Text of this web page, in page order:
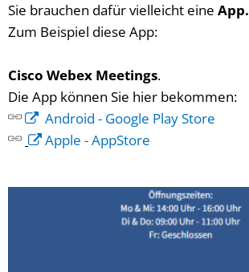
Sie brauchen dafür vielleicht eine App.
Zum Beispiel diese App:
Cisco Webex Meetings.
Die App können Sie hier bekommen:
Android - Google Play Store
Apple - AppStore